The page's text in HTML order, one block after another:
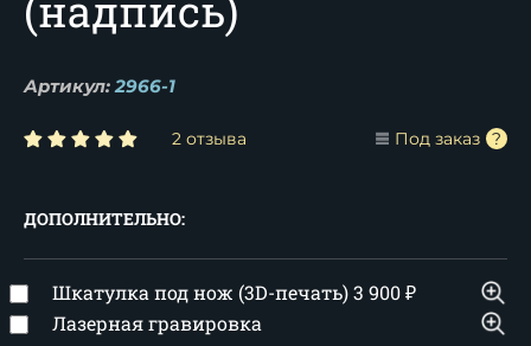
Артикул: 2966-1
2 отзыва Под заказ
ДОПОЛНИТЕЛЬНО:
Шкатулка под нож (3D-печать)3 900₽
Лазерная гравировка